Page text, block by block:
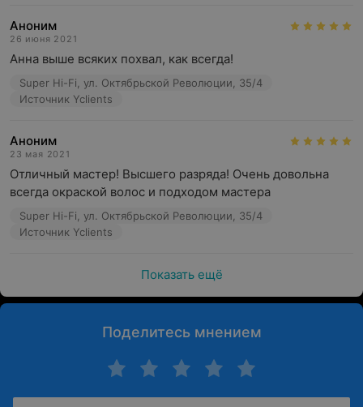
Аноним
26 июня 2021
Анна выше всяких похвал, как всегда!
Super Hi-Fi, ул. Октябрьской Революции, 35/4
Источник Yclients
Аноним
23 мая 2021
Отличный мастер! Высшего разряда! Очень довольна
всегда окраской волос и подходом мастера
Super Hi-Fi, ул. Октябрьской Революции, 35/4
Источник Yclients
Показать ещё
Поделитесь мнением